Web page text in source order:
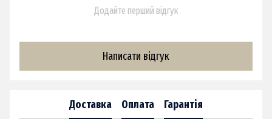
Додайте перший відгук
Написати відгук
Доставка Оплата Гарантія